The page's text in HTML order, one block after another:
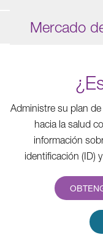
Mercado
Administre su plan
hacia la salud
información
identificación (ID)